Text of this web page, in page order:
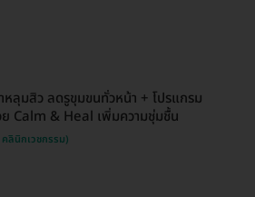
ลุมสิว ลดรูขุมขนทั่วหน้า + โปรแกรม
Calm & Heal เพิ่มความชุ่มชื้น
ลินิกเวชกรรม)